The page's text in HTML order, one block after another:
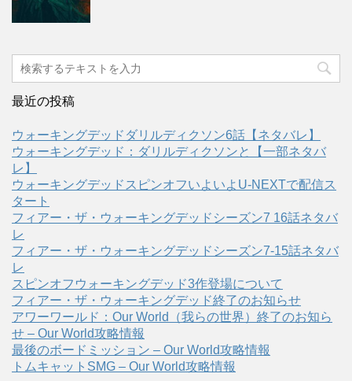
最近の投稿
ウォーキングデッドダリルディクソン6話【ネタバレ】
ウォーキングデッド：ダリルディクソンと【一部ネタバ
レ】
ウォーキングデッドスピンオフいよいよU-NEXTで配信ス
タート
フィアー・ザ・ウォーキングデッドシーズン7 16話ネタバ
レ
フィアー・ザ・ウォーキングデッドシーズン7-15話ネタバ
レ
スピンオフウォーキングデッド3作登場について
フィアー・ザ・ウォーキングデッド終了のお知らせ
アワーワールド：Our World（我らの世界）終了のお知ら
せ – Our World攻略情報
最後のボードミッション – Our World攻略情報
トムキャットSMG – Our World攻略情報